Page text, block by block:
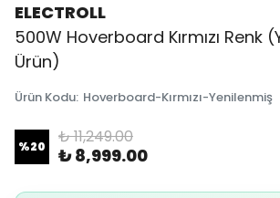
ELECTROLL
500W Hoverboard Kırmızı Renk
Ürün)
Ürün Kodu: Hoverboard-Kırmızı-Yenilenmiş
%20 ₺ 11,249.00
₺ 8,999.00